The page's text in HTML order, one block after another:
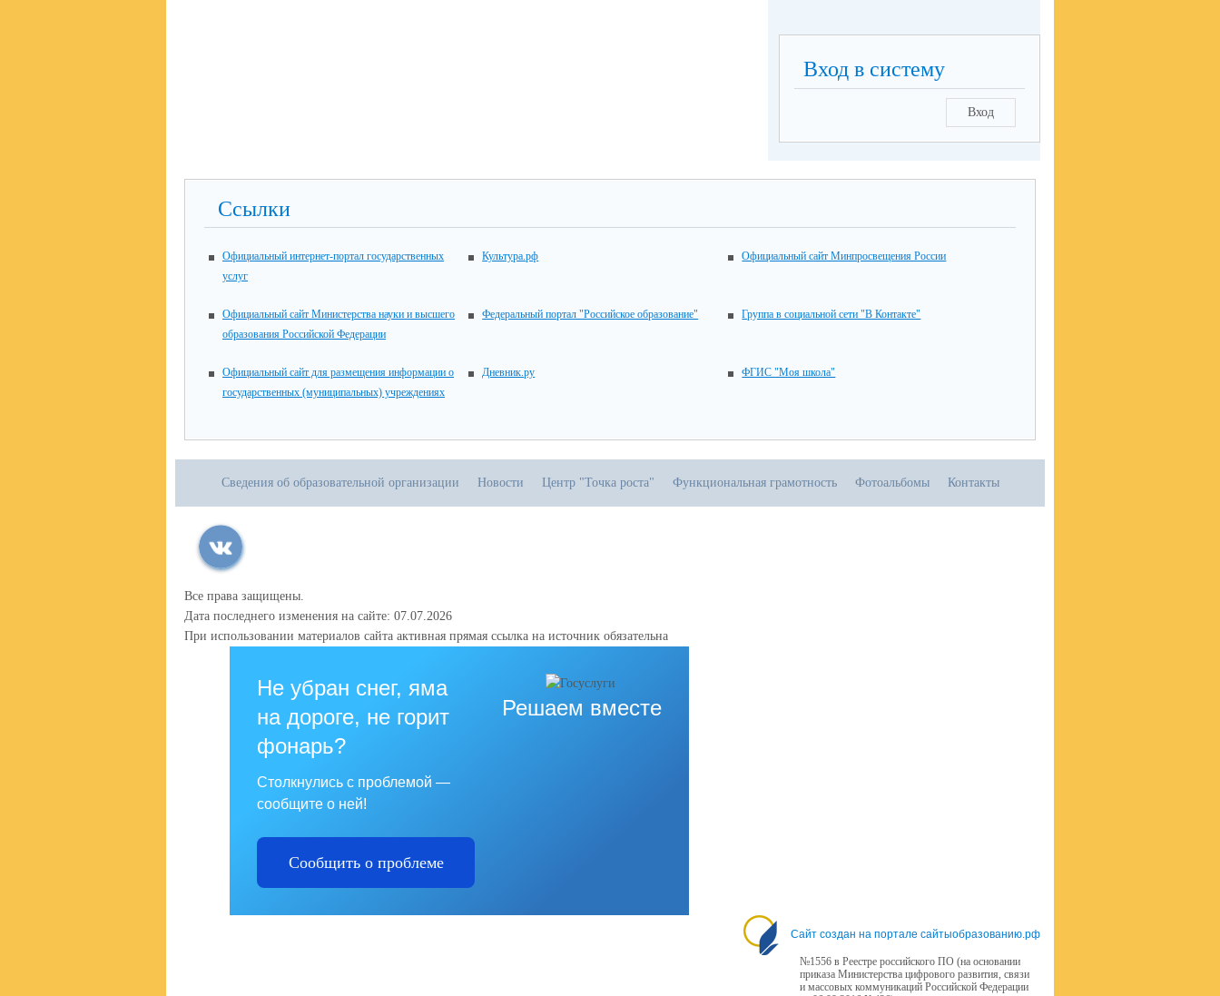
Вход в систему
Вход
Ссылки
Официальный интернет-портал государственных
услуг
Культура.рф Официальный сайт Минпросвещения России
Официальный сайт Министерства науки и высшего
образования Российской Федерации
Федеральный портал "Российское образование" Группа в социальной сети "В Контакте"
Официальный сайт для размещения информации о
государственных (муниципальных) учреждениях
Дневник.ру ФГИС "Моя школа"
Сведения об образовательной организации Новости Центр "Точка роста" Функциональная грамотность Фотоальбомы Контакты
Все права защищены.
Дата последнего изменения на сайте: 07.07.2026
При использовании материалов сайта активная прямая ссылка на источник обязательна
Решаем вместе
Не убран снег, яма
на дороге, не горит
фонарь?
Столкнулись с проблемой —
сообщите о ней!
Сообщить о проблеме
Сайт создан на портале сайтыобразованию.рф
№1556 в Реестре российского ПО (на основании
приказа Министерства цифрового развития, связи
и массовых коммуникаций Российской Федерации